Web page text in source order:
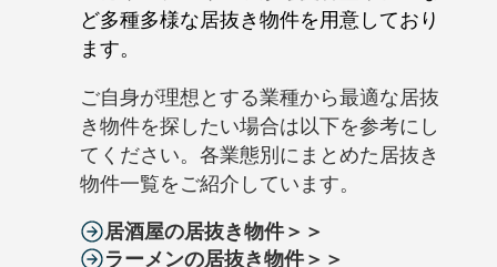
ど多種多様な居抜き物件を用意しており
ます。
ご自身が理想とする業種から最適な居抜
き物件を探したい場合は以下を参考にし
てください。各業態別にまとめた居抜き
物件一覧をご紹介しています。
居酒屋の居抜き物件＞＞
ラーメンの居抜き物件＞＞